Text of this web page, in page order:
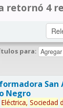
retornó 4
para:
San
Negro
Eléctrica, Sociedad